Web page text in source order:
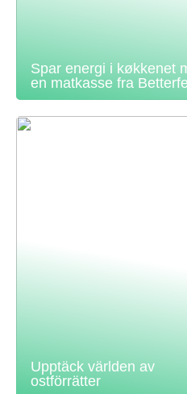
Spar energi i køkkenet
en matkasse fra
Upptäck världen av
ostförrätter